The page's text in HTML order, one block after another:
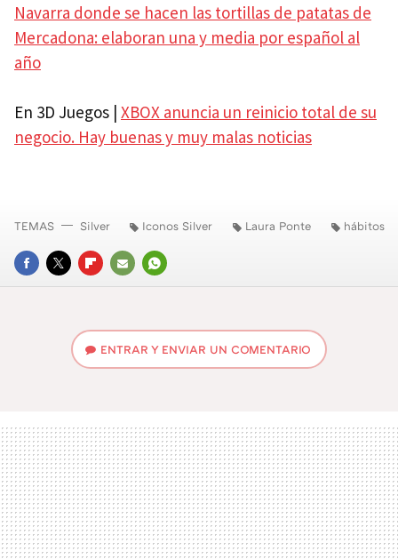
Navarra donde se hacen las tortillas de patatas de
Mercadona: elaboran una y media por español al
año
En 3D Juegos | XBOX anuncia un reinicio total de su
negocio. Hay buenas y muy malas noticias
FACEBOOK
TWITTERFLIPBOARD
E-
WHATSAPP
TEMAS Silver Iconos Silver Laura Ponte hábitos
ENTRAR Y ENVIAR UN COMENTARIO